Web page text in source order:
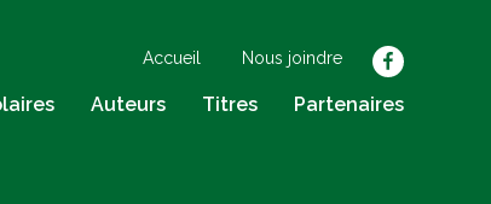
facebook
Accueil Nous joindre
Auteurs Titres Partenaires